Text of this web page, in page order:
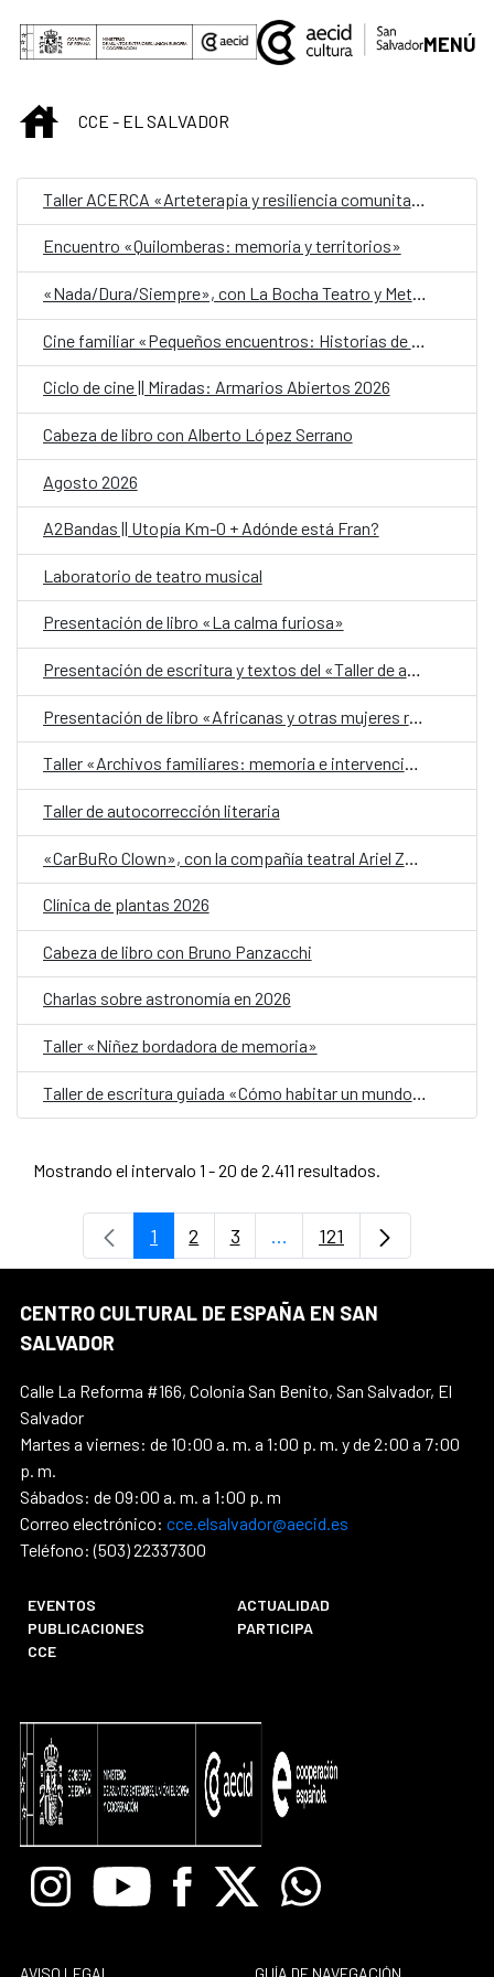
Saltar al contenido principal
MENÚ
INICIOCCE - EL SALVADOR
Encuentro «Quilomberas: memoria y territorios»
«Nada/Dura/Siempre», con La Bocha Teatro y Metafórica
Ciclo de cine || Miradas: Armarios Abiertos 2026
Cabeza de libro con Alberto López Serrano
Agosto 2026
A2Bandas || Utopía Km-0 + Adónde está Fran?
Laboratorio de teatro musical
Presentación de libro «La calma furiosa»
Presentación de escritura y textos del «Taller de autobiografía para mujeres 70+»
Presentación de libro «Africanas y otras mujeres racializadas»
Taller «Archivos familiares: memoria e intervención»
Taller de autocorrección literaria
Clínica de plantas 2026
Cabeza de libro con Bruno Panzacchi
Charlas sobre astronomía en 2026
Taller «Niñez bordadora de memoria»
Mostrando el intervalo 1 - 20 de 2.411 resultados.
Página
1 Página
2 Página
3 ...Páginas intermedias Use
Página
121
CENTRO CULTURAL DE ESPAÑA EN SAN
SALVADOR
Calle La Reforma #166, Colonia San Benito, San Salvador, El
Salvador
Martes a viernes: de 10:00 a. m. a 1:00 p. m. y de 2:00 a 7:00
p. m.
Sábados: de 09:00 a. m. a 1:00 p. m
Correo electrónico: cce.elsalvador@aecid.es
Teléfono: (503) 22337300
EVENTOS
ACTUALIDAD
PUBLICACIONES
PARTICIPA
CCE
InstagramYoutube Facebook
X Whatsapp